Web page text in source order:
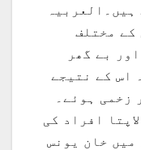
ہیں۔العربیہ
کے مختلف
بے گھر
اس کے نتیجے
ہوئے۔
افراد کی
میں خان یونس